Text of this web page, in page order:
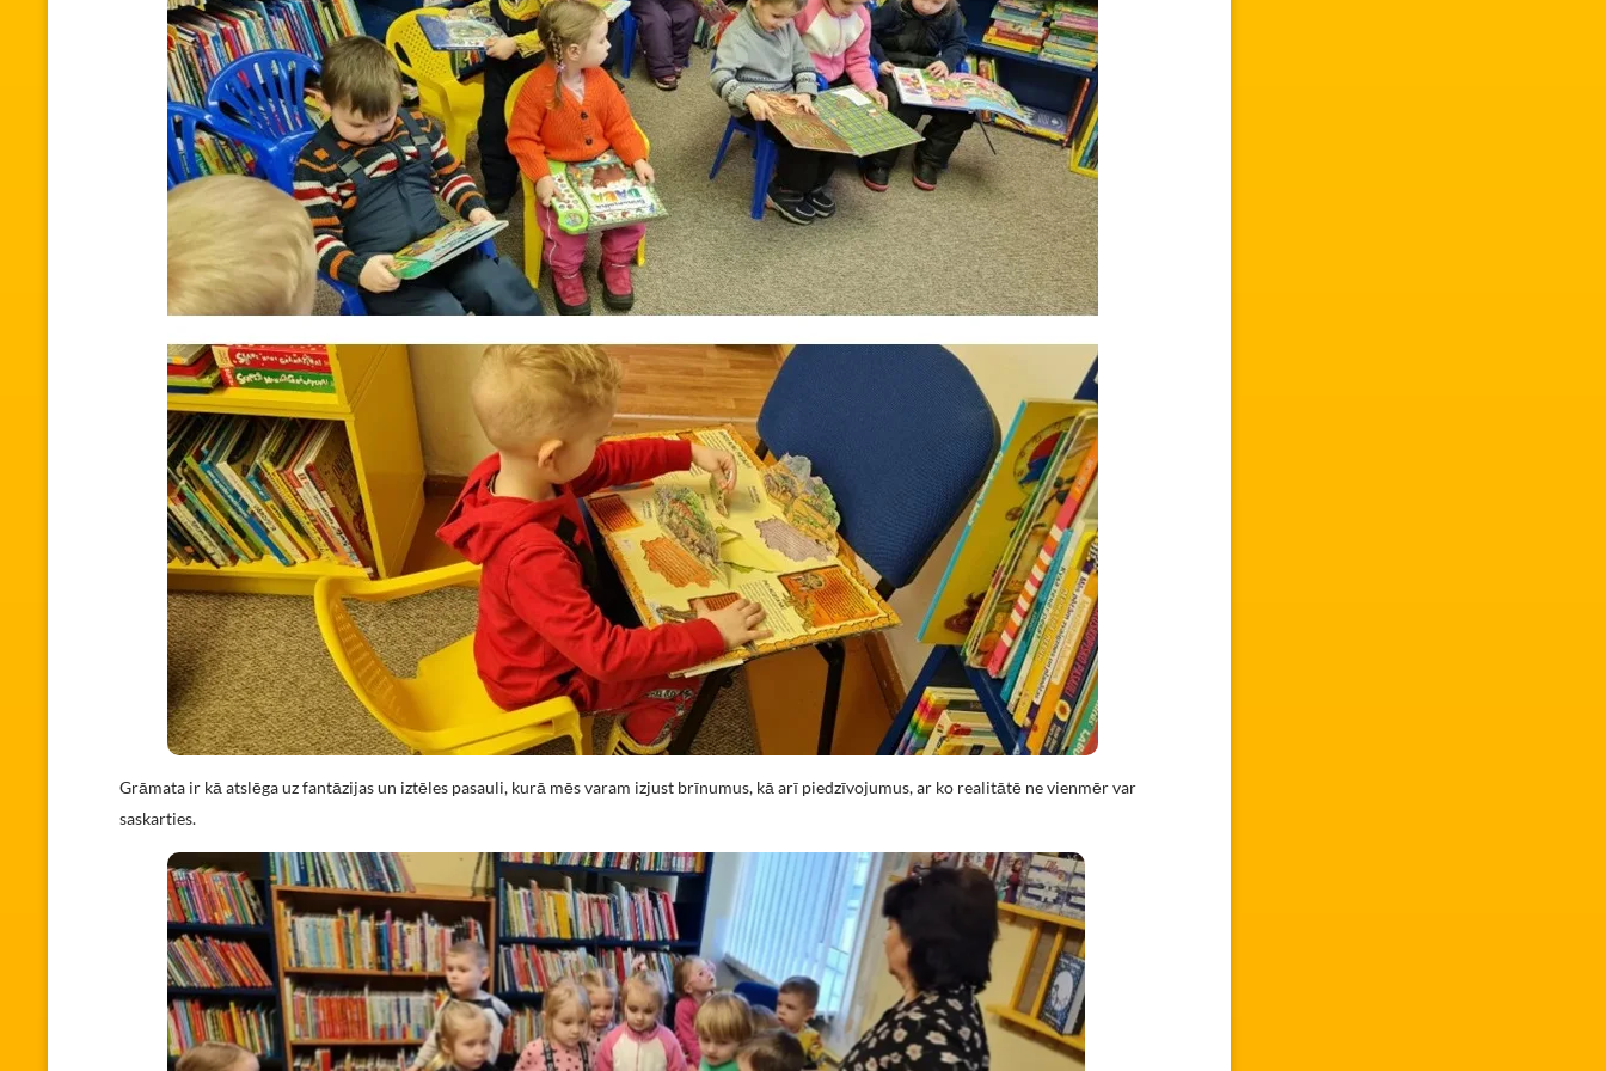
Grāmata ir kā atslēga uz fantāzijas un iztēles pasauli, kurā mēs varam izjust brīnumus, kā arī piedzīvojumus, ar ko realitātē ne vienmēr var
saskarties.